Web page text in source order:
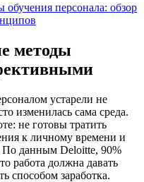
персонала: обзор
методы
устарели не
изменилась сама среда.
не готовы тратить
к личному времени и
По данным Deloitte, 90%
работа должна давать
способом заработка.